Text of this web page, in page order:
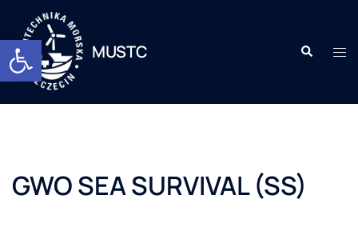
Otwórz pasek narzędzi
MUSTC
GWO SEA SURVIVAL (SS)